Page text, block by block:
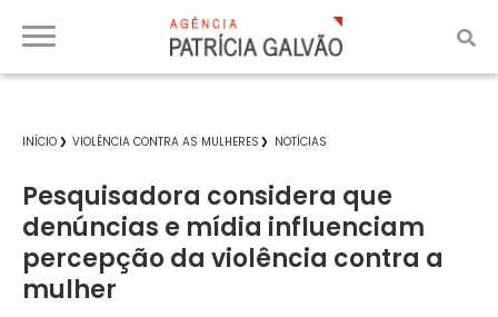
INÍCIO VIOLÊNCIA CONTRA AS MULHERES NOTÍCIAS
Pesquisadora considera que
denúncias e mídia influenciam
percepção da violência contra a
mulher